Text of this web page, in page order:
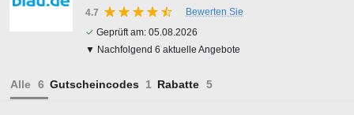
4.7
Bewerten Sie
✓ Geprüft am: 05.08.2026
▼ Nachfolgend 6 aktuelle Angebote
Alle Gutscheincodes Rabatte